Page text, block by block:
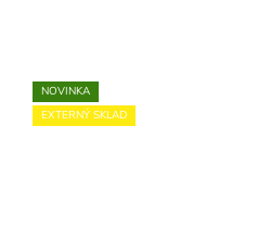
NOVINKA
EXTERNÝ SKLAD